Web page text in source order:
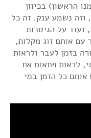
הראשון) בכיוון
וזה נשמע ענק. זה כל
ועוד על הגיטרות
עם אותם זוג מקלות,
בזמן לעבר ולראות
לראות פתאום את
אותם כל הזמן במי